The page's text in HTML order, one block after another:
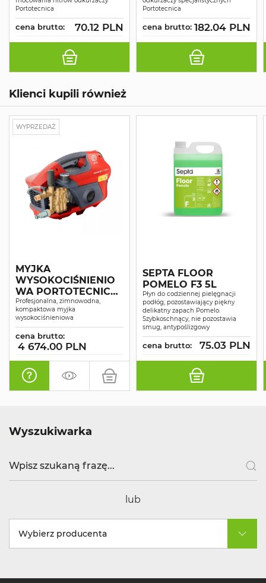
Portotecnica
cena brutto: 70.12 PLN
Portotecnica
cena brutto: 182.04 PLN
Klienci kupili również
WYPRZEDAŻ
MYJKA
WYSOKOCIŚNIENIO
WA PORTOTECNICA
SUPERJET 1609P
Profesjonalna, zimnowodna,
kompaktowa myjka
wysokociśnieniowa
cena brutto:
4 674.00 PLN
SEPTA FLOOR
POMELO F3 5L
Płyn do codziennej pielęgnacji
podłóg, pozostawiający piękny
delikatny zapach Pomelo.
Szybkoschnący, nie pozostawia
smug, antypoślizgowy
cena brutto: 75.03 PLN
Wyszukiwarka
lub
Wybierz producenta